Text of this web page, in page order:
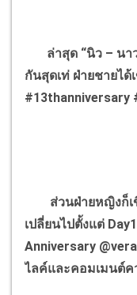
ล่าสุด “นิว – นา
กันสุดเท่ ฝ่ายชายไ
#13thanniversary
ส่วนฝ่ายหญิงก็เขี
เปลี่ยนไปตั้งแต่
Anniversary
ไลค์และคอมเมนต์